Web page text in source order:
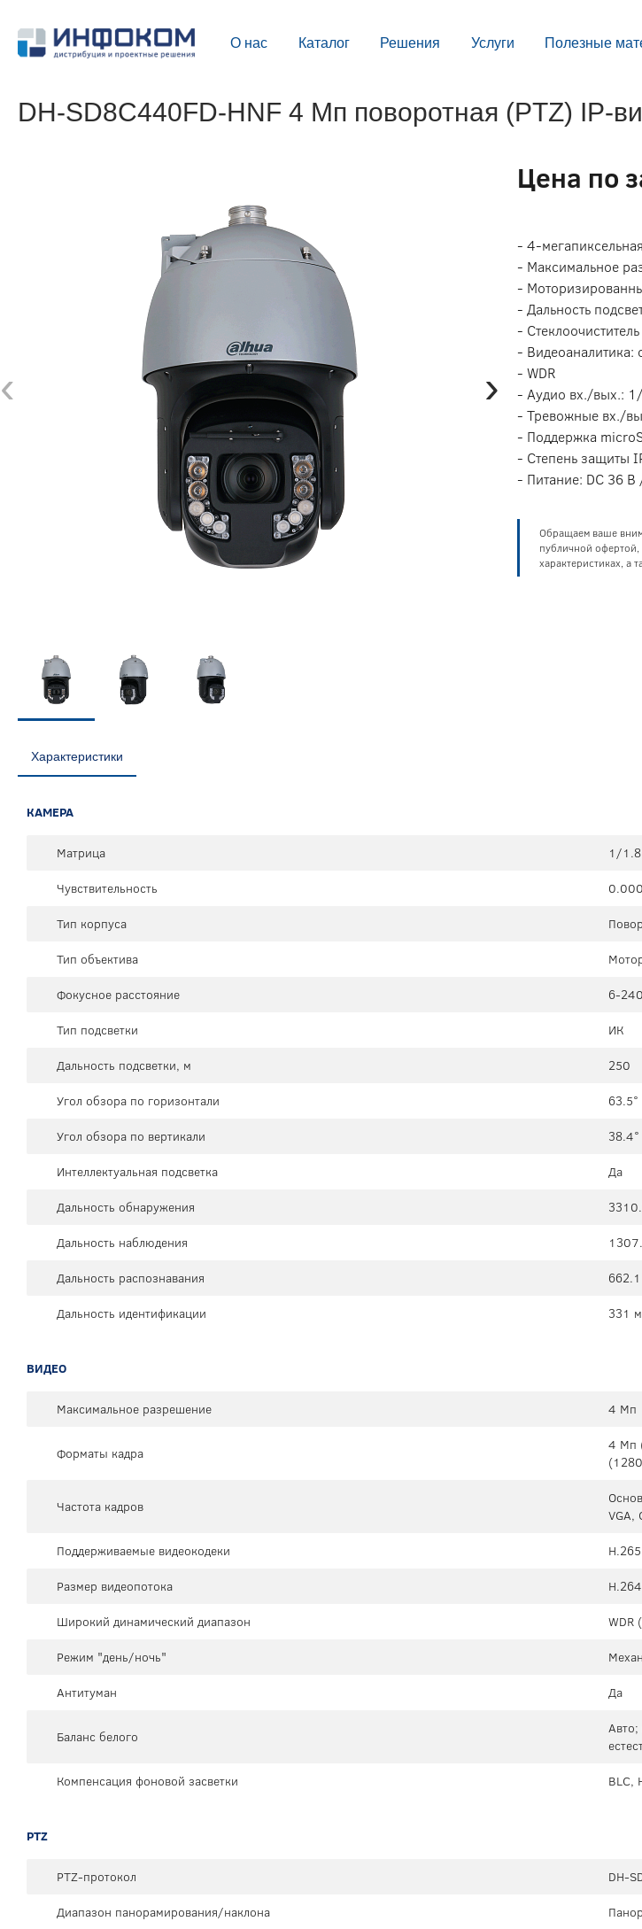
О нас Каталог Решения Услуги Полезные
DH-SD8C440FD-HNF 4 Мп поворотная (PTZ) IP-
‹ ›
Цена по
- 4-
- Максимальное
-
- Дальность
- Стеклоочиститель
- Видеоаналитика:
- WDR
- Аудио вх./вых.:
- Тревожные вх./
- Поддержка
- Степень защиты
- Питание: DC 36 В
Обращаем ваше
публичной
характеристиках, а
Характеристики
КАМЕРА
Матрица
1/
Чувствительность
Тип корпуса
Тип объектива
Фокусное расстояние
6-
Тип подсветки
ИК
Дальность подсветки, м
250
Угол обзора по горизонтали
Угол обзора по вертикали
Интеллектуальная подсветка
Да
Дальность обнаружения
Дальность наблюдения
Дальность распознавания
Дальность идентификации
331 м
ВИДЕО
Максимальное разрешение 4 Мп
Форматы кадра
4 Мп
Частота кадров
Поддерживаемые видеокодеки
Размер видеопотока
Широкий динамический диапазон
WDR
Режим "день/ночь"
Антитуман
Да
Баланс белого
Компенсация фоновой засветки
BLC,
PTZ
PTZ-протокол
DH-
Диапазон панорамирования/наклона